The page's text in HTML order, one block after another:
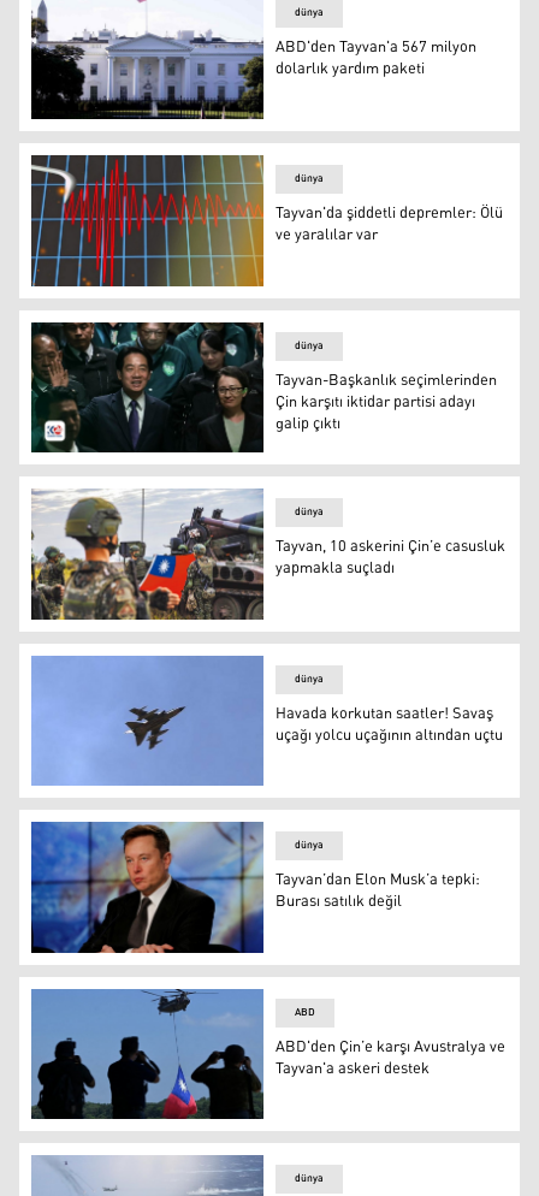
ABD'den Tayvan'a 567 milyon dolarlık yardım paketi
dünya
ABD'den Tayvan'a 567 milyon
dolarlık yardım paketi
Tayvan'da şiddetli depremler: Ölü ve yaralılar var
dünya
Tayvan'da şiddetli depremler: Ölü
ve yaralılar var
Tayvan-Başkanlık seçimlerinden Çin karşıtı iktidar
dünya
Tayvan-Başkanlık seçimlerinden
Çin karşıtı iktidar partisi adayı
galip çıktı
Tayvan, 10 askerini Çin’e casusluk yapmakla suçladı
dünya
Tayvan, 10 askerini Çin’e casusluk
yapmakla suçladı
savaş uçağı
dünya
Havada korkutan saatler! Savaş
uçağı yolcu uçağının altından uçtu
Tayvan’dan Elon Musk’a tepki: Burası satılık değil
dünya
Tayvan’dan Elon Musk’a tepki:
Burası satılık değil
ABD'den Çin’e karşı Avustralya ve Tayvan'a askeri
ABD
ABD'den Çin’e karşı Avustralya ve
Tayvan'a askeri destek
dünya